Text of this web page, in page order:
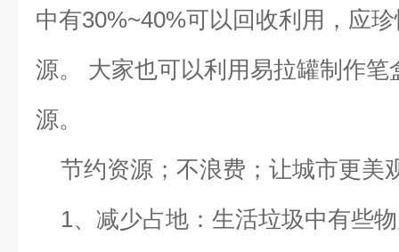
中有30%~40%可以回收利用，应
源。 大家也可以利用易拉罐制作笔
源。
节约资源；不浪费；让城市更美
1、减少占地：生活垃圾中有些